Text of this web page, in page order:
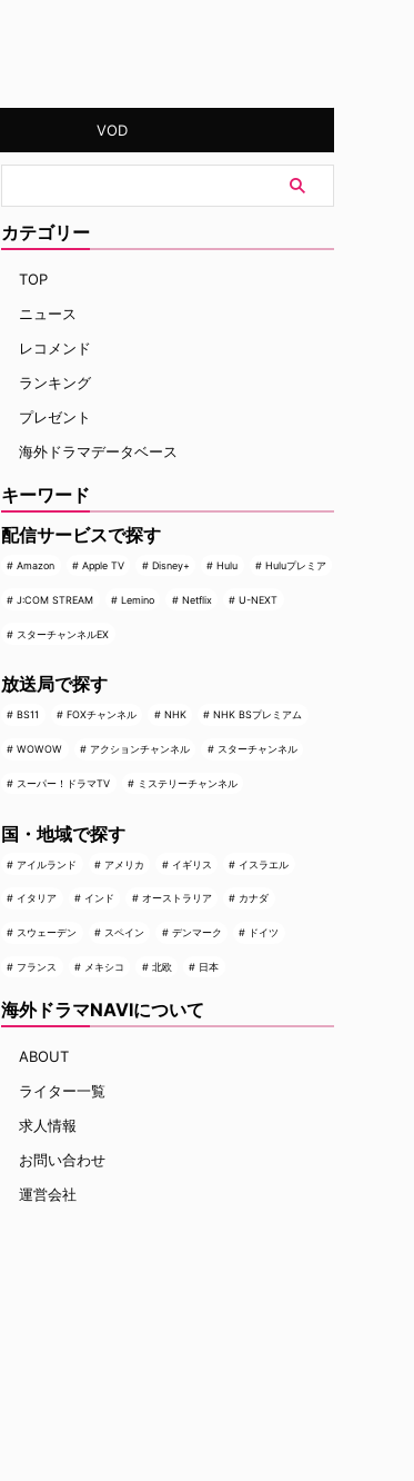
VOD
カテゴリー
TOP
ニュース
レコメンド
ランキング
プレゼント
海外ドラマデータベース
キーワード
配信サービスで探す
Amazon Apple TV Disney+ Hulu Huluプレミア
J:COM STREAM Lemino Netflix U-NEXT
スターチャンネルEX
放送局で探す
BS11 FOXチャンネル NHK NHK BSプレミアム
WOWOW アクションチャンネル スターチャンネル
スーパー！ドラマTV ミステリーチャンネル
国・地域で探す
アイルランド アメリカ イギリス イスラエル
イタリア インド オーストラリア カナダ
スウェーデン スペイン デンマーク ドイツ
フランス メキシコ 北欧 日本
海外ドラマNAVIについて
ABOUT
ライター一覧
求人情報
お問い合わせ
運営会社